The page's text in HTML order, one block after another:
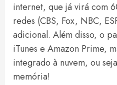
internet, que já virá com
redes (CBS, Fox, NBC,
adicional. Além disso, o
iTunes e Amazon Prime,
integrado à nuvem, ou
memória!